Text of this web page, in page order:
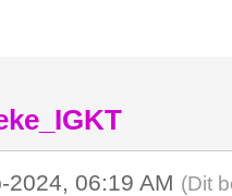
2024, 06:19 AM (Dit